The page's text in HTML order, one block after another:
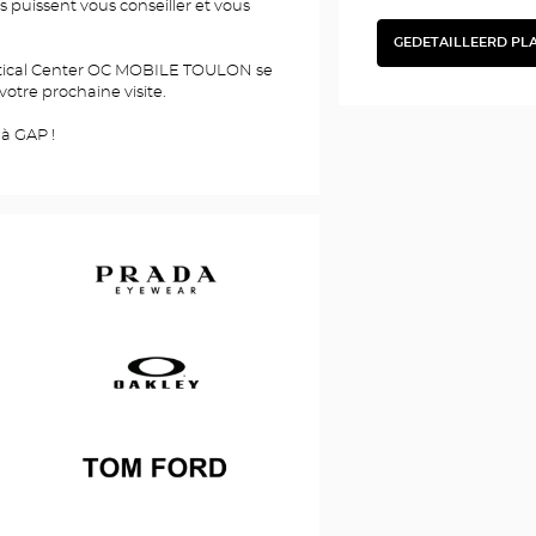
puissent vous conseiller et vous
Center OC MOBILE TOULON se
prochaine visite.
GAP !
GEDETAILLEERD
BEKIJK